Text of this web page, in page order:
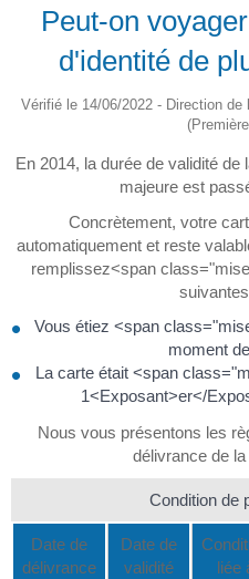
Peut-on
d'identité de
Vérifié le 14/06/2022 - Direction
En 2014, la durée de validité
majeure est
Concrètement, votre
automatiquement et reste
remplissez<span
Vous étiez <span
moment
La carte était <span
1<Exposant>er</
Nous vous présentons les
délivrance de
Condition de
Date de
délivrance
Date de
validité
liée